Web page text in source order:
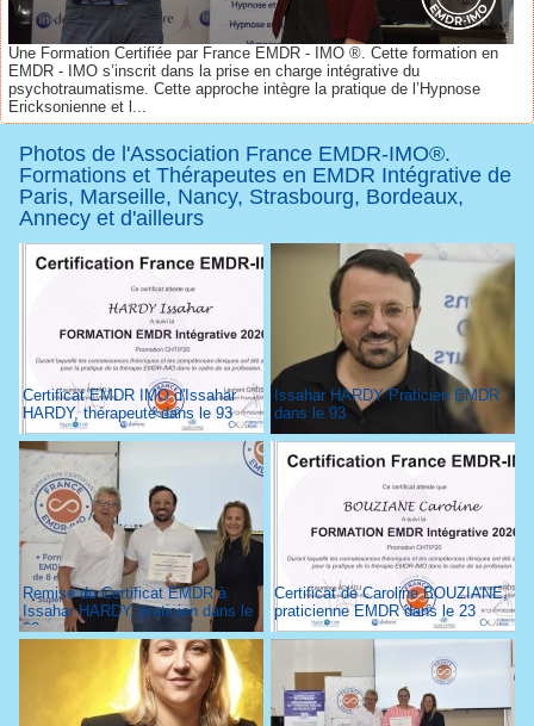
Une Formation Certifiée par France EMDR - IMO ®. Cette formation en
EMDR - IMO s’inscrit dans la prise en charge intégrative du
psychotraumatisme. Cette approche intègre la pratique de l’Hypnose
Ericksonienne et l...
Photos de l'Association France EMDR-IMO®.
Formations et Thérapeutes en EMDR Intégrative de
Paris, Marseille, Nancy, Strasbourg, Bordeaux,
Annecy et d'ailleurs
Certificat EMDR IMO d'Issahar
HARDY, thérapeute dans le 93
Issahar HARDY Praticien EMDR
dans le 93
Remise du Certificat EMDR à
Issahar HARDY, praticien dans le
93
Certificat de Caroline BOUZIANE,
praticienne EMDR dans le 23